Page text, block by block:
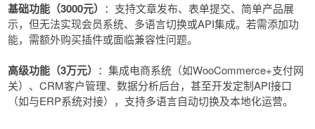
基础功能（3000元） ：支持文章发布、表单提交、简单产品展
示，但无法实现会员系统、多语言切换或API集成。若需添加功
能，需额外购买插件或面临兼容性问题。
高级功能（3万元） ：集成电商系统（如WooCommerce+支付网
关）、CRM客户管理、数据分析后台，甚至开发定制API接口
（如与ERP系统对接），支持多语言自动切换及本地化运营。